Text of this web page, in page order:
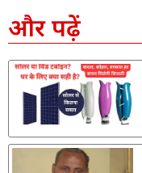
और पढ़ें